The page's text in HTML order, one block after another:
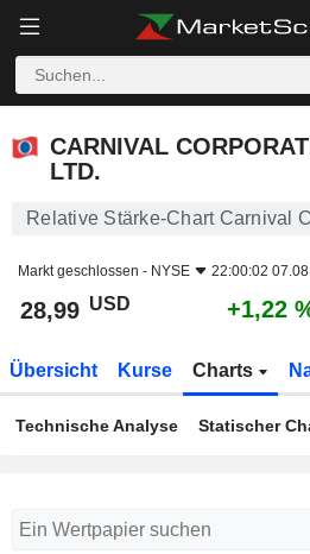
CARNIVAL
LTD.
Relative Stärke-Chart Carnival
Markt geschlossen - NYSE 22:00:02
28,99 USD +1,22
Übersicht Kurse Charts
Technische Analyse Statischer